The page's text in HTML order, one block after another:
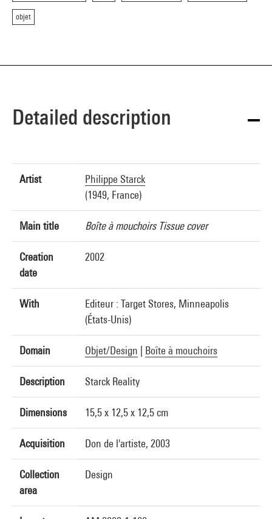
objet
Detailed description
Artist
Philippe Starck
(1949, France)
Main title Boîte à mouchoirs Tissue cover
Creation
date
2002
With
Editeur : Target Stores, Minneapolis
(États-Unis)
Domain Objet/Design Boîte à mouchoirs
Description Starck Reality
Dimensions 15,5 x 12,5 x 12,5 cm
Acquisition Don de l'artiste, 2003
Collection
area
Design